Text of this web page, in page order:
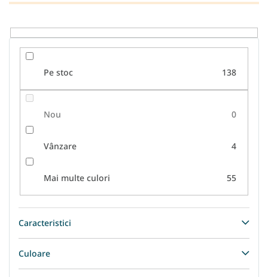
u
s
Pe stoc 138
Nou 0
Vânzare 4
Mai multe culori 55
Caracteristici
Culoare